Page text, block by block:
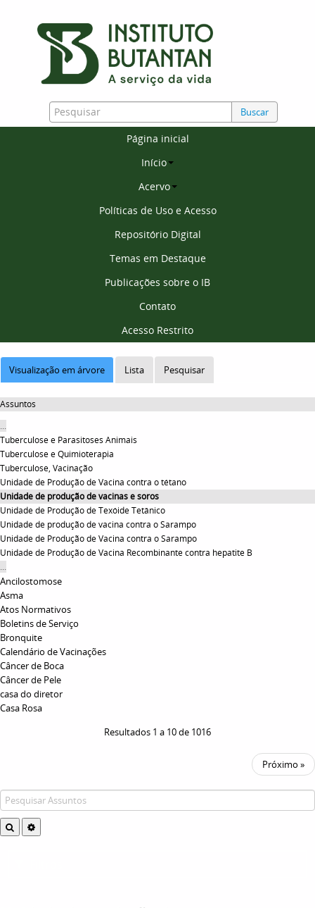
Buscar
Página inicial
Início
Acervo
Políticas de Uso e Acesso
Repositório Digital
Temas em Destaque
Publicações sobre o IB
Contato
Acesso Restrito
Visualização em árvore Lista Pesquisar
Assuntos
...
Tuberculose e Parasitoses Animais
Tuberculose e Quimioterapia
Tuberculose, Vacinação
Unidade de Produção de Vacina contra o tétano
Unidade de produção de vacinas e soros
Unidade de Produção de Texóide Tetânico
Unidade de produção de vacina contra o Sarampo
Unidade de Produção de Vacina contra o Sarampo
Unidade de Produção de Vacina Recombinante contra hepatite B
...
Ancilostomose
Asma
Atos Normativos
Boletins de Serviço
Bronquite
Calendário de Vacinações
Câncer de Boca
Câncer de Pele
casa do diretor
Casa Rosa
Resultados 1 a 10 de 1016
Próximo »